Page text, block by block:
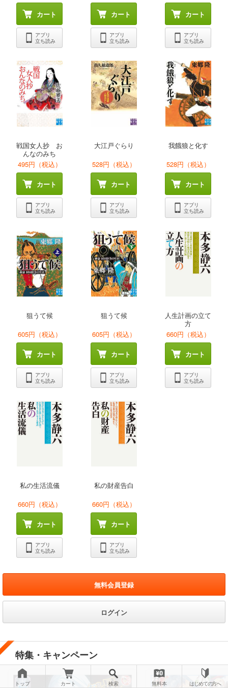
カート
アプリ
立ち読み
カート
アプリ
立ち読み
カート
アプリ
立ち読み
戦国女人抄 お
んなのみち
495円（税込）
カート
アプリ
立ち読み
大江戸ぐらり
528円（税込）
カート
アプリ
立ち読み
我餓狼と化す
528円（税込）
カート
アプリ
立ち読み
狙うて候
605円（税込）
カート
アプリ
立ち読み
狙うて候
605円（税込）
カート
アプリ
立ち読み
人生計画の立て
方
660円（税込）
カート
アプリ
立ち読み
私の生活流儀
660円（税込）
カート
アプリ
立ち読み
私の財産告白
660円（税込）
カート
アプリ
立ち読み
無料会員登録
ログイン
特集・キャンペーン
トップ カート 検索 無料本 はじめての方へ